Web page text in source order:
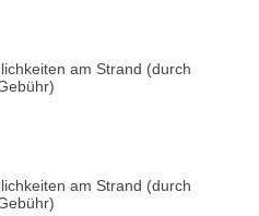
am Strand (durch
am Strand (durch